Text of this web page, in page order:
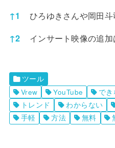
References
↑1 ひろゆきさんや岡田
↑2 インサート映像の追
ツール
Vrew
YouTube で
トレンド
わからない
手軽
方法 無料